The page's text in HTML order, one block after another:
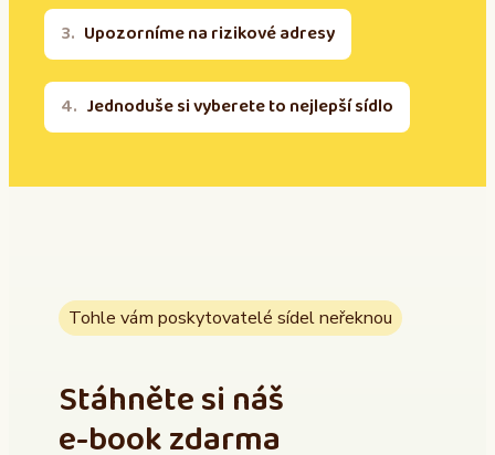
Upozorníme na rizikové adresy
Jednoduše si vyberete to nejlepší sídlo
Tohle vám poskytovatelé sídel neřeknou
Stáhněte si náš
e-book zdarma